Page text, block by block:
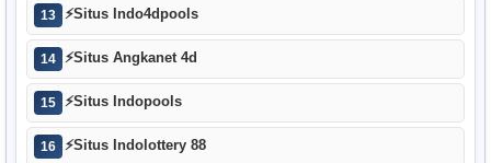
13 ⚡Situs Indo4dpools
14 ⚡Situs Angkanet 4d
15 ⚡Situs Indopools
16 ⚡Situs Indolottery 88